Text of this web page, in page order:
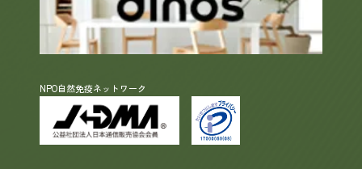
NPO自然免疫ネットワーク